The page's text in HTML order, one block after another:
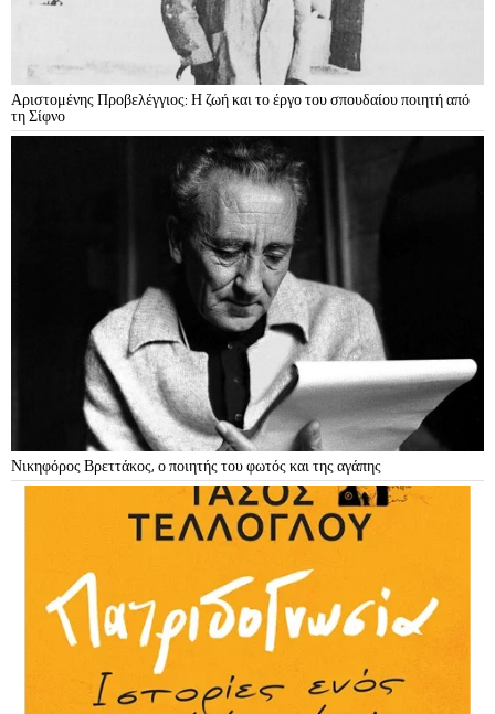
Αριστομένης Προβελέγγιος: Η ζωή και το έργο του σπουδαίου ποιητή από
τη Σίφνο
Νικηφόρος Βρεττάκος, ο ποιητής του φωτός και της αγάπης